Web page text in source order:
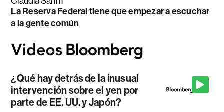
La Reserva Federal tiene que empezar a escuchar
a la gente común
¿Qué hay detrás de la inusual
intervención sobre el yen por
parte de EE. UU. y Japón?